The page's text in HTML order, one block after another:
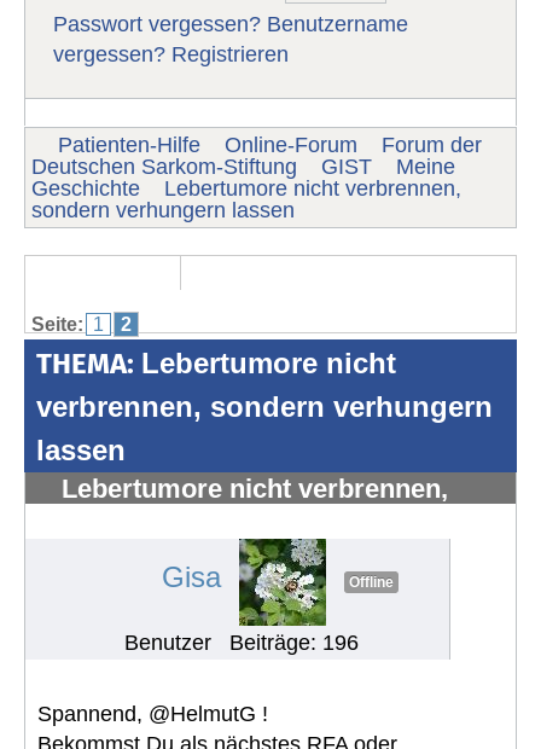
Passwort vergessen? Benutzername
vergessen? Registrieren
Patienten-Hilfe Online-Forum
Forum der
Deutschen Sarkom-Stiftung
GIST
Meine
Geschichte
Lebertumore nicht verbrennen,
sondern verhungern lassen
Seite: 1 2
THEMA: Lebertumore nicht
verbrennen, sondern verhungern
lassen
Lebertumore nicht verbrennen,
Gisa Offline
Benutzer Beiträge: 196
Spannend, @HelmutG !
Bekommst Du als nächstes RFA oder